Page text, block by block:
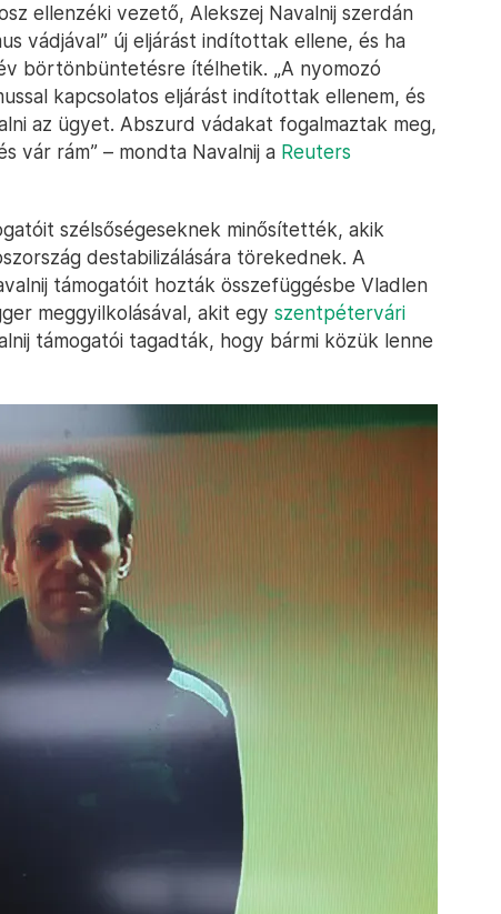
ellenzéki vezető, Alekszej Navalnij szerdán
vádjával” új eljárást indítottak ellene, és ha
börtönbüntetésre ítélhetik. „A nyomozó
kapcsolatos eljárást indítottak ellenem, és
az ügyet. Abszurd vádakat fogalmaztak meg,
vár rám” – mondta Navalnij a Reuters
szélsőségeseknek minősítették, akik
destabilizálására törekednek. A
támogatóit hozták összefüggésbe Vladlen
meggyilkolásával, akit egy szentpétervári
támogatói tagadták, hogy bármi közük lenne